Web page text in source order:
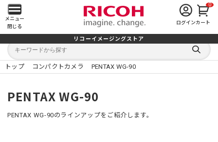
メ
イ
ン
メ
ニ
ュ
メニュー
閉じる
ログイン
0
カート
リコーイメージングストア
キ
ワ
ー
キ
検
索
る
トップ コンパクトカメラ PENTAX WG-90
PENTAX WG-90
PENTAX WG-90のラインアップをご紹介します。